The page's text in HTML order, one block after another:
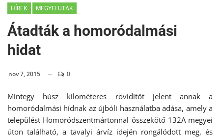
HÍREK MEGYEI UTAK
Átadták a homoródalmási
hidat
nov 7, 2015 0
Mintegy húsz kilométeres rövidítőt jelent annak a
homoródalmási hídnak az újbóli használatba adása, amely a
települést Homoródszentmártonnal összekötő 132A megyei
úton található, a tavalyi árvíz idején rongálódott meg, és